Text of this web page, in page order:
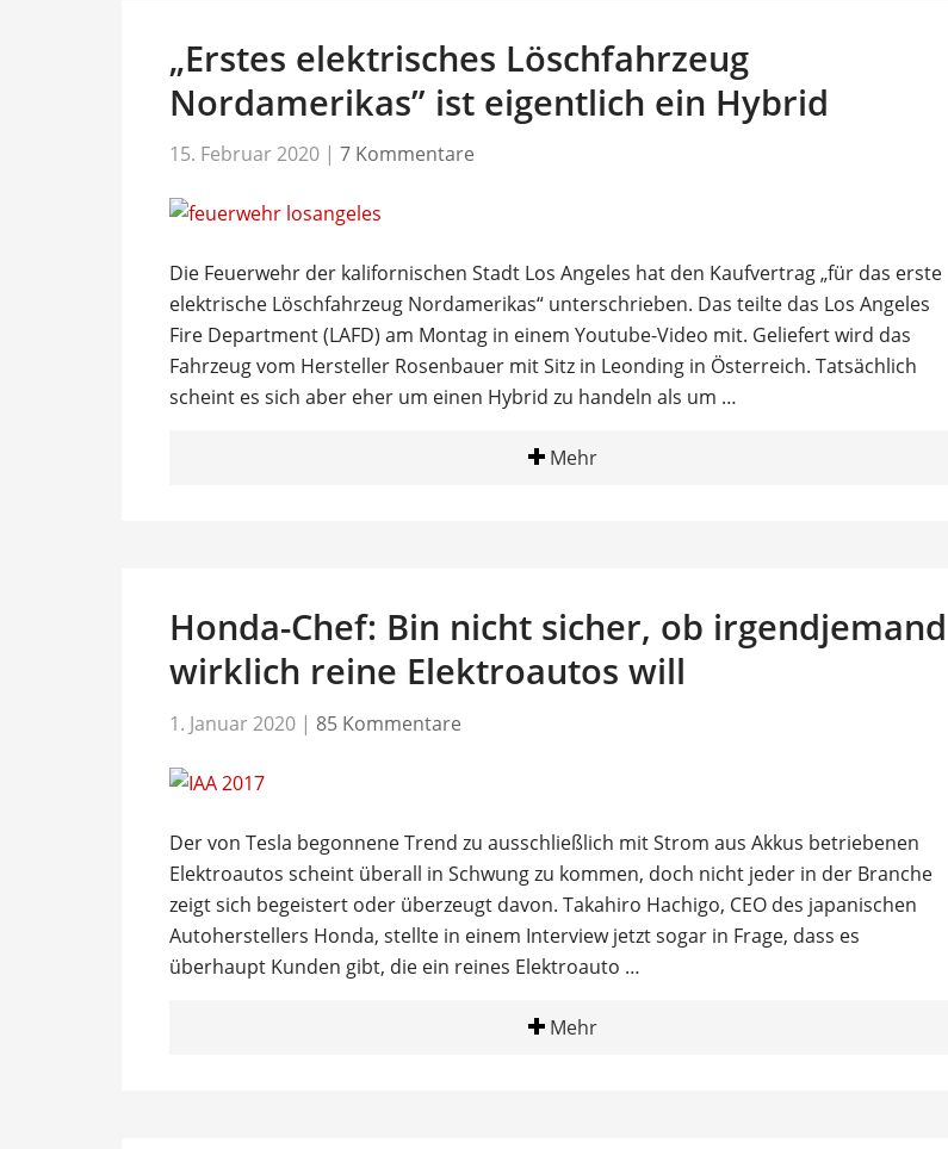
„Erstes elektrisches Löschfahrzeug
Nordamerikas” ist eigentlich ein Hybrid
15. Februar 2020 | 7 Kommentare
Die Feuerwehr der kalifornischen Stadt Los Angeles hat den Kaufvertrag „für das erste
elektrische Löschfahrzeug Nordamerikas“ unterschrieben. Das teilte das Los Angeles
Fire Department (LAFD) am Montag in einem Youtube-Video mit. Geliefert wird das
Fahrzeug vom Hersteller Rosenbauer mit Sitz in Leonding in Österreich. Tatsächlich
scheint es sich aber eher um einen Hybrid zu handeln als um …
Mehr
Honda-Chef: Bin nicht sicher, ob irgendjemand
wirklich reine Elektroautos will
1. Januar 2020 | 85 Kommentare
Der von Tesla begonnene Trend zu ausschließlich mit Strom aus Akkus betriebenen
Elektroautos scheint überall in Schwung zu kommen, doch nicht jeder in der Branche
zeigt sich begeistert oder überzeugt davon. Takahiro Hachigo, CEO des japanischen
Autoherstellers Honda, stellte in einem Interview jetzt sogar in Frage, dass es
überhaupt Kunden gibt, die ein reines Elektroauto …
Mehr